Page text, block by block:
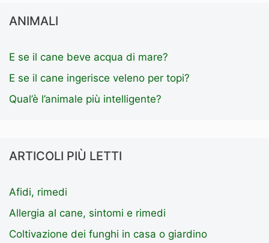
ANIMALI
E se il cane beve acqua di mare?
E se il cane ingerisce veleno per topi?
Qual’è l’animale più intelligente?
ARTICOLI PIÙ LETTI
Afidi, rimedi
Allergia al cane, sintomi e rimedi
Coltivazione dei funghi in casa o giardino